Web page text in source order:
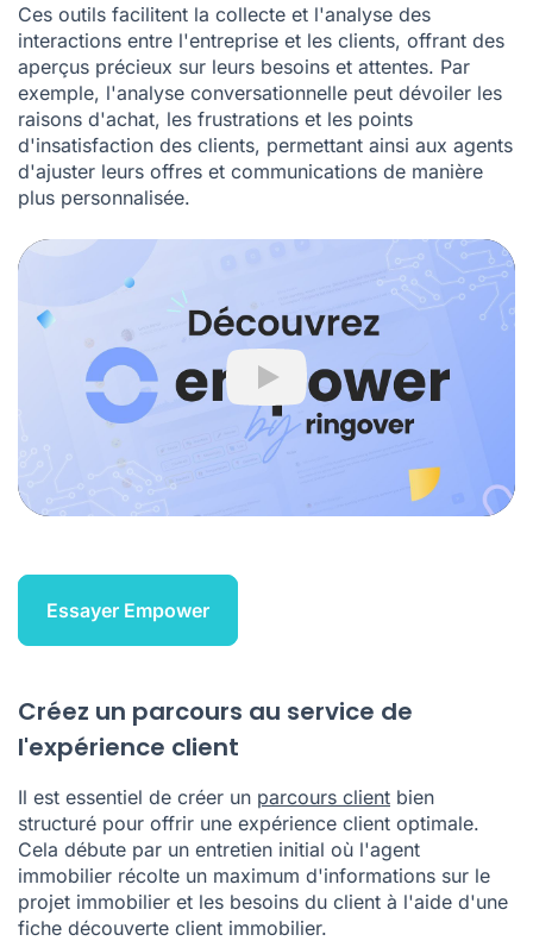
Ces outils facilitent la collecte et l'analyse des
interactions entre l'entreprise et les clients, offrant des
aperçus précieux sur leurs besoins et attentes. Par
exemple, l'analyse conversationnelle peut dévoiler les
raisons d'achat, les frustrations et les points
d'insatisfaction des clients, permettant ainsi aux agents
d'ajuster leurs offres et communications de manière
plus personnalisée.
Play
Essayer Empower
Créez un parcours au service de
l'expérience client
Il est essentiel de créer un parcours client bien
structuré pour offrir une expérience client optimale.
Cela débute par un entretien initial où l'agent
immobilier récolte un maximum d'informations sur le
projet immobilier et les besoins du client à l'aide d'une
fiche découverte client immobilier.